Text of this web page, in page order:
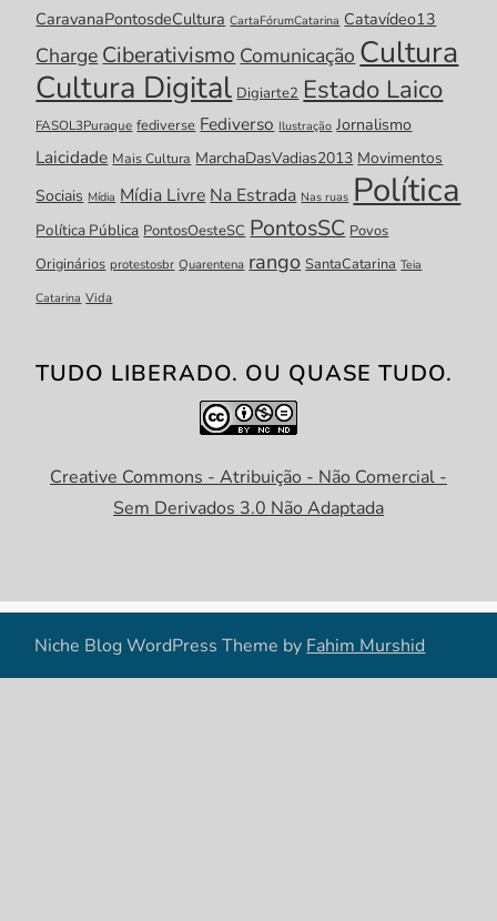
CaravanaPontosdeCultura CartaFórumCatarina Catavídeo13
Charge Ciberativismo Comunicação Cultura
Cultura Digital Digiarte2 Estado Laico
FASOL3Puraque fediverse Fediverso Ilustração Jornalismo
Laicidade Mais Cultura MarchaDasVadias2013 Movimentos
Sociais Mídia Mídia Livre Na Estrada Nas ruas Política
Política Pública PontosOesteSC PontosSC Povos
Originários protestosbr Quarentena rango SantaCatarina Teia
Catarina Vida
TUDO LIBERADO. OU QUASE TUDO.
Creative Commons - Atribuição - Não Comercial -
Sem Derivados 3.0 Não Adaptada
Niche Blog WordPress Theme by Fahim Murshid